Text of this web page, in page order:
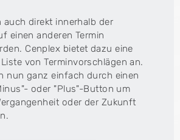
auch direkt innerhalb der
einen anderen Termin
Cenplex bietet dazu eine
von Terminvorschlägen an.
nun ganz einfach durch einen
oder "Plus"-Button um
oder der Zukunft